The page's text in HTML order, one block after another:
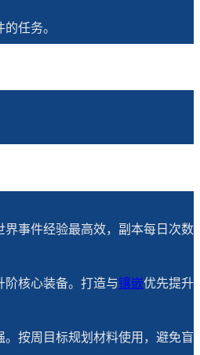
任务。
事件经验最高效，副本每日次数
阶核心装备。打造与镶嵌优先提升
按周目标规划材料使用，避免盲